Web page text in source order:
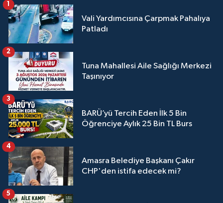
Vali Yardımcısına Çarpmak Pahalıya
Patladı
1
Tuna Mahallesi Aile Sağlığı Merkezi
Taşınıyor
2
BARÜ’yü Tercih Eden İlk 5 Bin
Öğrenciye Aylık 25 Bin TL Burs
3
Amasra Belediye Başkanı Çakır
CHP'den istifa edecek mi?
4
5